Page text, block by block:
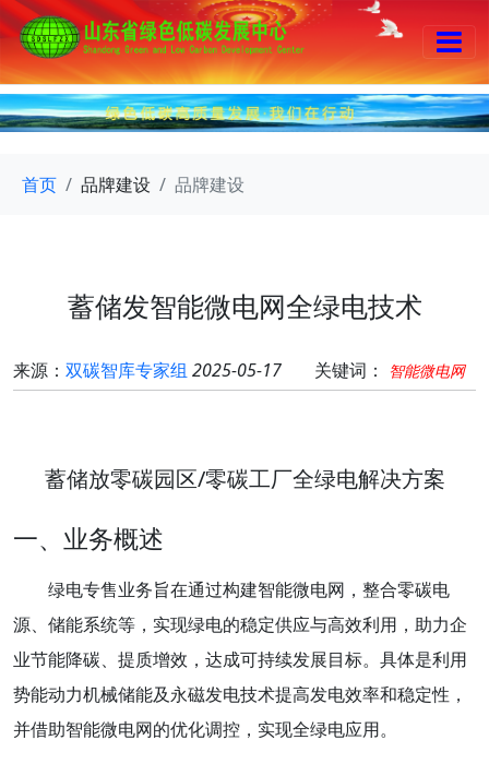
首页 品牌建设 品牌建设
蓄储发智能微电网全绿电技术
来源： 双碳智库专家组 2025-05-17 关键词： 智能微电网
蓄储放零碳园区/零碳工厂全绿电解决方案
一、业务概述
绿电专售业务旨在通过构建智能微电网，整合零碳电
源、储能系统等，实现绿电的稳定供应与高效利用，助力企
业节能降碳、提质增效，达成可持续发展目标。具体是利用
势能动力机械储能及永磁发电技术提高发电效率和稳定性，
并借助智能微电网的优化调控，实现全绿电应用。